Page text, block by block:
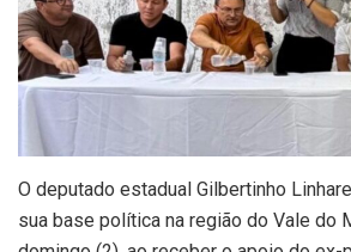
O deputado estadual Gilbertinho
sua base política na região do Vale do